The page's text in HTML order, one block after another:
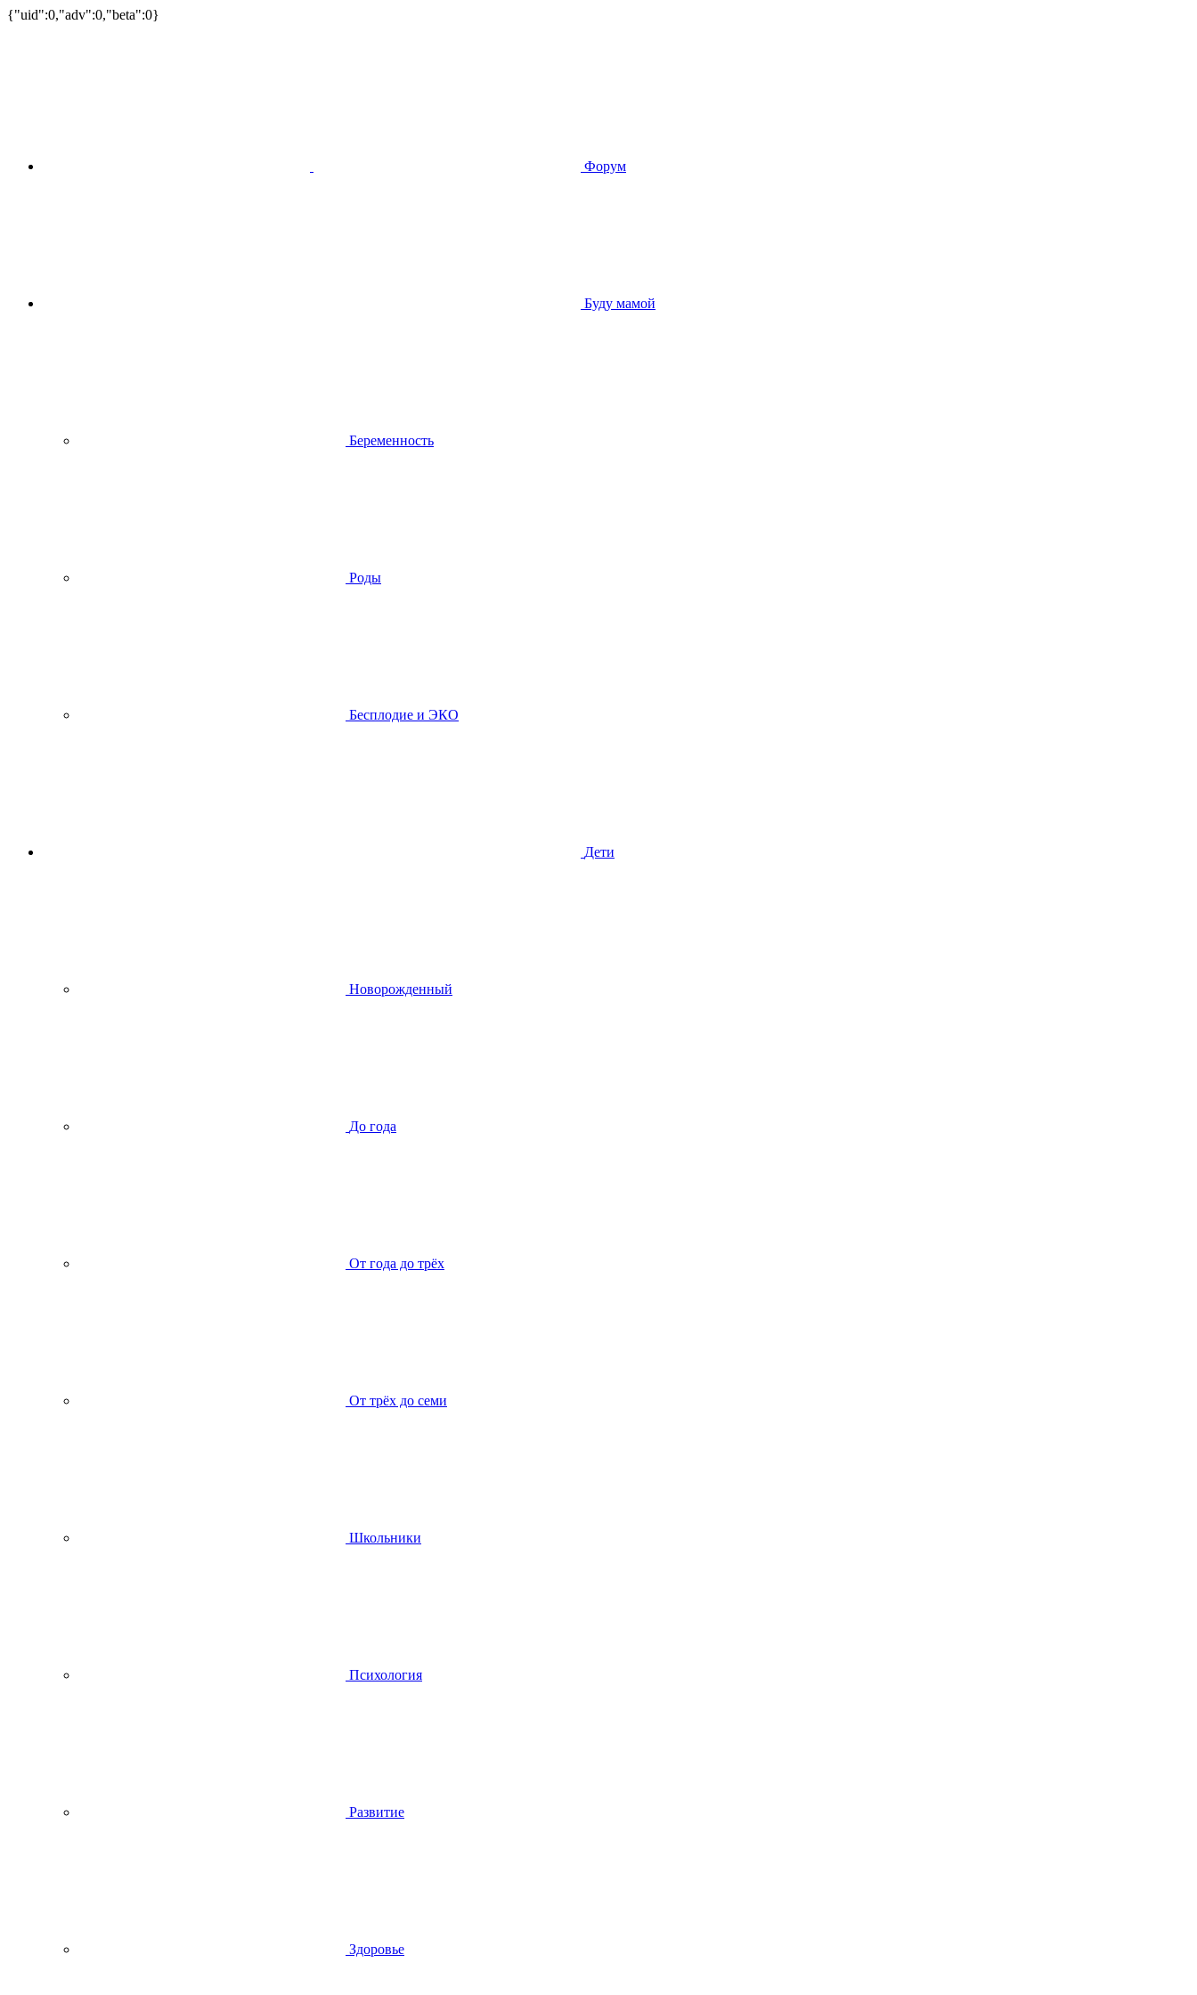
{"uid":0,"adv":0,"beta":0}
Форум
Буду мамой
Беременность
Роды
Бесплодие и ЭКО
Дети
Новорожденный
До года
От года до трёх
От трёх до семи
Школьники
Психология
Развитие
Здоровье